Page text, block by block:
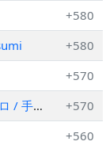
+580
+580
+570
/ 手描
+570
+560